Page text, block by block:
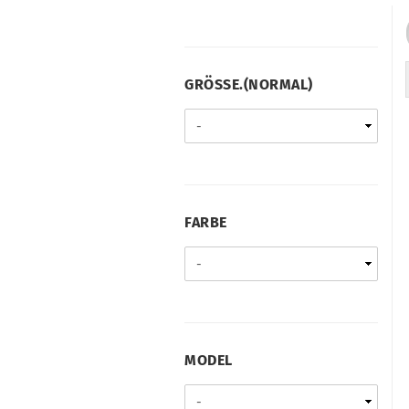
GRÖSSE.(
GRÖSSE.(NORMAL)
FARBE
FARBE
MODEL
MODEL